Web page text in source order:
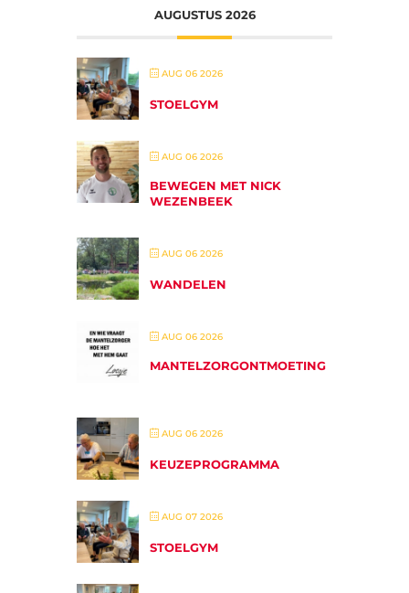
AUGUSTUS 2026
AUG 06 2026
STOELGYM
AUG 06 2026
BEWEGEN MET NICK
WEZENBEEK
AUG 06 2026
WANDELEN
AUG 06 2026
MANTELZORGONTMOETING
AUG 06 2026
KEUZEPROGRAMMA
AUG 07 2026
STOELGYM